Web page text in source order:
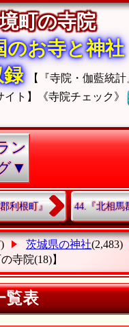
境町の寺院
のお寺と神社
録
【『寺院・伽藍統
イト】《寺院チェック》
ン
▼
利根町』 44.『北相馬
茨城県の神社(2,483)
寺院(18)】
覧表